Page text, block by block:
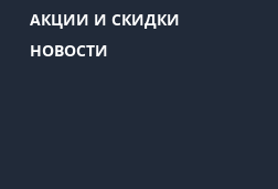
АКЦИИ И СКИДКИ
НОВОСТИ